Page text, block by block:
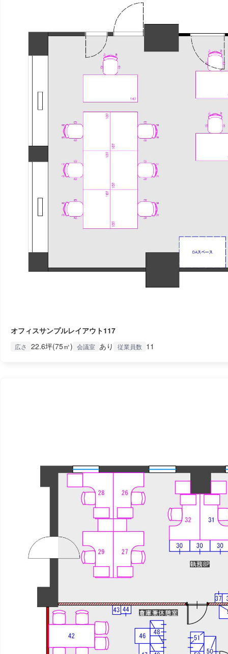
オフィスサンプルレイアウト117
広さ 22.6坪(75㎡) 会議室 あり 従業員数 11